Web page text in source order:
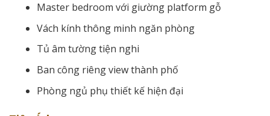
Master bedroom với giường platform gỗ
Vách kính thông minh ngăn phòng
Tủ âm tường tiện nghi
Ban công riêng view thành phố
Phòng ngủ phụ thiết kế hiện đại